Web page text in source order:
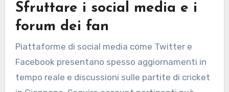
Sfruttare i social media e i
forum dei fan
Piattaforme di social media come Twitter e
Facebook presentano spesso aggiornamenti in
tempo reale e discussioni sulle partite di cricket